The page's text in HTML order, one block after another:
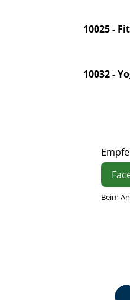
10025 -
10032 -
Beim